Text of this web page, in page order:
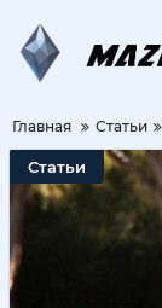
Главная Статьи
Статьи